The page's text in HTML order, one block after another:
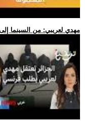
.. مهدي لعريبي: من السينما